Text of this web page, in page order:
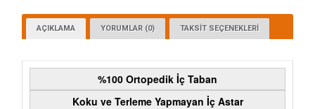
AÇIKLAMA YORUMLAR (0) TAKSIT SEÇENEKLERI
%100 Ortopedik İç Taban
Koku ve Terleme Yapmayan İç Astar